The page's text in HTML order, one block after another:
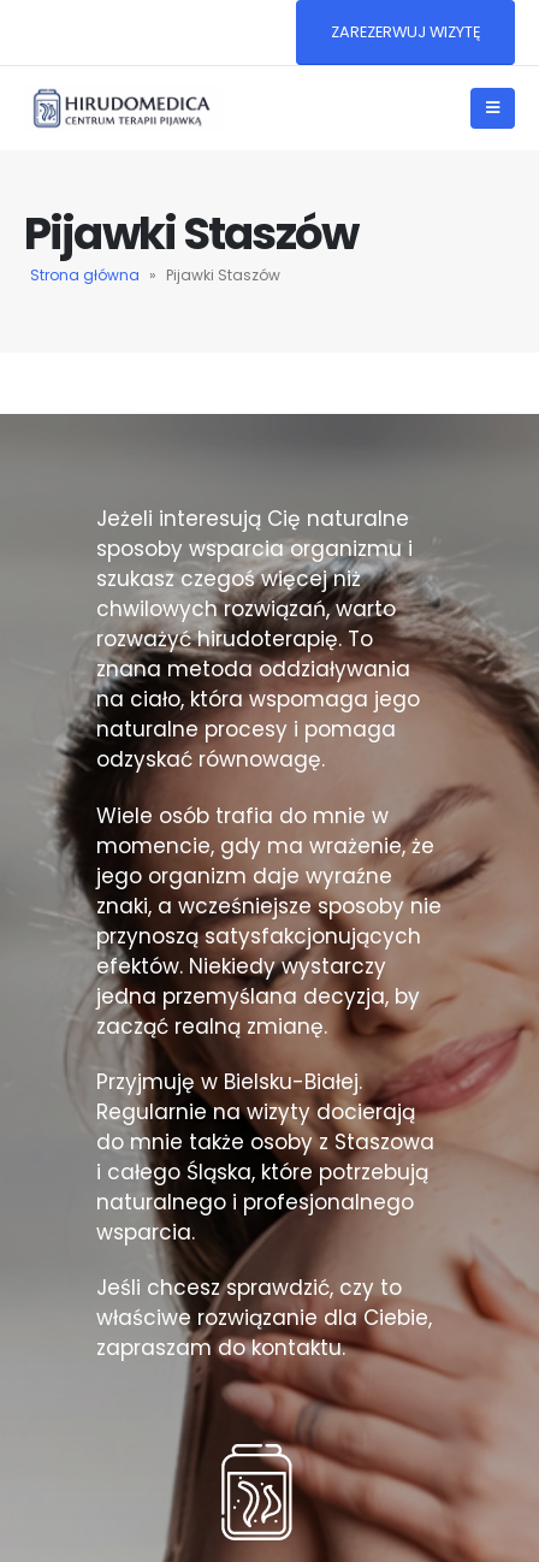
ZAREZERWUJ WIZYTĘ
Pijawki Staszów
Strona główna » Pijawki Staszów
Jeżeli interesują Cię naturalne
sposoby wsparcia organizmu i
szukasz czegoś więcej niż
chwilowych rozwiązań, warto
rozważyć hirudoterapię. To
znana metoda oddziaływania
na ciało, która wspomaga jego
naturalne procesy i pomaga
odzyskać równowagę.
Wiele osób trafia do mnie w
momencie, gdy ma wrażenie, że
jego organizm daje wyraźne
znaki, a wcześniejsze sposoby nie
przynoszą satysfakcjonujących
efektów. Niekiedy wystarczy
jedna przemyślana decyzja, by
zacząć realną zmianę.
Przyjmuję w Bielsku-Białej.
Regularnie na wizyty docierają
do mnie także osoby z Staszowa
i całego Śląska, które potrzebują
naturalnego i profesjonalnego
wsparcia.
Jeśli chcesz sprawdzić, czy to
właściwe rozwiązanie dla Ciebie,
zapraszam do kontaktu.